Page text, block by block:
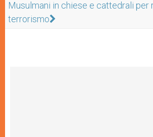
Musulmani in chiese e cattedrali per
terrorismo